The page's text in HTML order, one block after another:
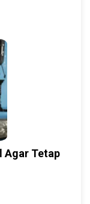
(IMOX)
Agar Tetap